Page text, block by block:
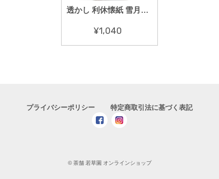
透かし 利休懐紙 雪月花透かし
¥1,040
プライバシーポリシー 特定商取引法に基づく表記
© 茶舗 若草園 オンラインショップ